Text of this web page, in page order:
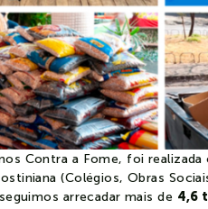
Contra a Fome, foi
(Colégios, Obras
arrecadar mais de 4,6